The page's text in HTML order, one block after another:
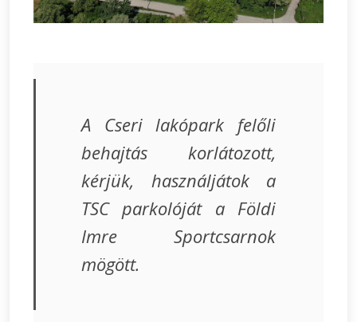
A Cseri lakópark felőli
behajtás korlátozott,
kérjük, használjátok a
TSC parkolóját a Földi
Imre Sportcsarnok
mögött.